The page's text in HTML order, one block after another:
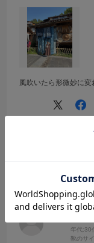
風吹いたら形微妙に変
夏の味方 涼し
カラー：
年代:30
靴のサ